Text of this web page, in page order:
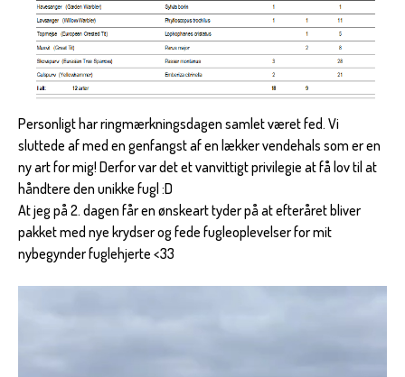
Personligt har ringmærkningsdagen samlet været fed. Vi
sluttede af med en genfangst af en lækker vendehals som er en
ny art for mig! Derfor var det et vanvittigt privilegie at få lov til at
håndtere den unikke fugl :D
At jeg på 2. dagen får en ønskeart tyder på at efteråret bliver
pakket med nye krydser og fede fugleoplevelser for mit
nybegynder fuglehjerte <33